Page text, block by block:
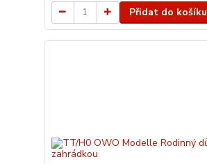
Přidat do košíku